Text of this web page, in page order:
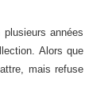
plusieurs années
Alors que
mais refuse